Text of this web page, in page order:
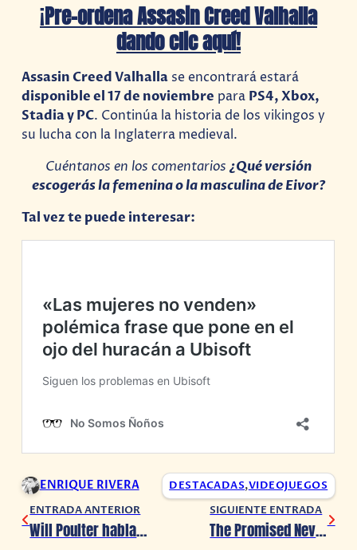
¡Pre-ordena Assasin Creed Valhalla
dando clic aquí!
Assasin Creed Valhalla se encontrará estará
disponible el 17 de noviembre para PS4, Xbox,
Stadia y PC. Continúa la historia de los vikingos y
su lucha con la Inglaterra medieval.
Cuéntanos en los comentarios ¿Qué versión
escogerás la femenina o la masculina de Eivor?
Tal vez te puede interesar:
ENRIQUE RIVERA DESTACADAS,VIDEOJUEGOS
ENTRADA ANTERIOR
Will Poulter habla de su experiencia en ‘The Dark Pictures Anthology: Little Hope’
SIGUIENTE ENTRADA
The Promised Neverland: Nuevo capítulo de manga e imagen de la temporada 2